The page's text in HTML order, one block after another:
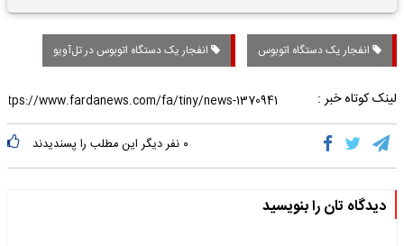
تاریخی واریز خواهد شد؟
انفجار یک دستگاه اتوبوس انفجار یک دستگاه اتوبوس در تل‌آویو
لینک کوتاه خبر :
۰ نفر دیگر این مطلب را پسندیدند
دیدگاه تان را بنویسید